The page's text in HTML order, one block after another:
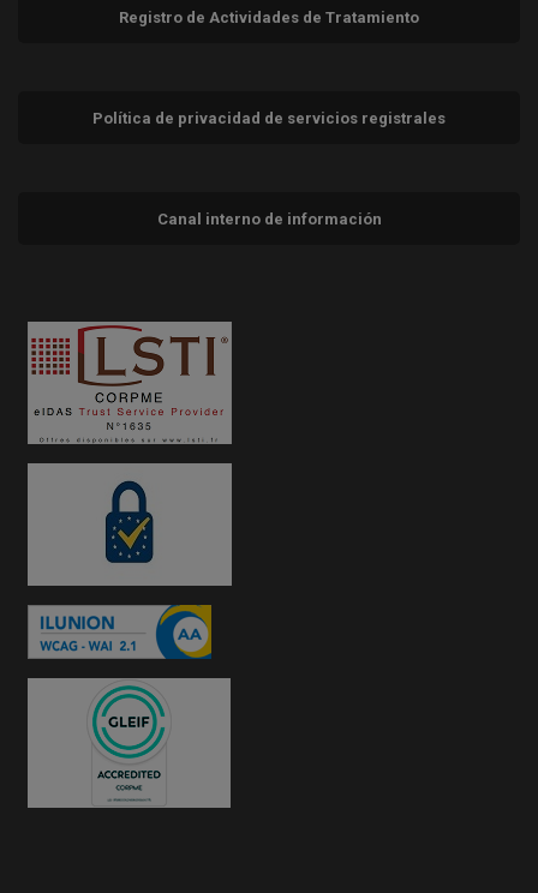
Registro de Actividades de Tratamiento
Política de privacidad de servicios registrales
Canal interno de información